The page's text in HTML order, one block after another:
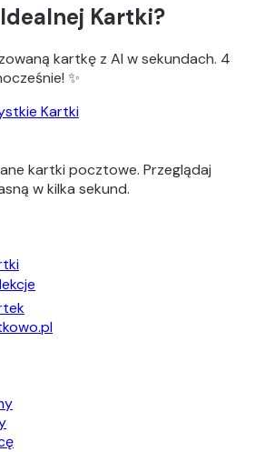
Idealnej Kartki?
kartkę z AI w sekundach. 4
✨
Kartki
kartki pocztowe. Przeglądaj
w kilka sekund.